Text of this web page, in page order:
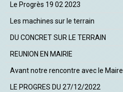
Le Progrès 19 02 2023
Les machines sur le terrain
DU CONCRET SUR LE TERRAIN
REUNION EN MAIRIE
Avant notre rencontre avec le Maire
LE PROGRES DU 27/12/2022